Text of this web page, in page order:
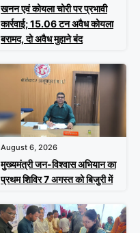
खनन एवं कोयला चोरी पर प्रभावी
कार्रवाई; 15.06 टन अवैध कोयला
बरामद, दो अवैध मुहाने बंद
August 6, 2026
मुख्यमंत्री जन-विश्वास अभियान का
प्रथम शिविर 7 अगस्त को बिजुरी में